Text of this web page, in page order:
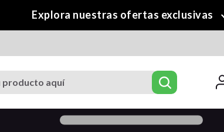
Explora nuestras ofertas exclusivas
aquí